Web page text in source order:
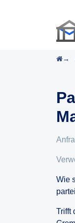
Wie
Trifft